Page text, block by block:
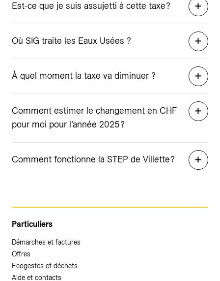
Est-ce que je suis assujetti à cette taxe ?
Où SIG traite les Eaux Usées ?
À quel moment la taxe va diminuer ?
Comment estimer le changement en CHF
pour moi pour l’année 2025 ?
Comment fonctionne la STEP de Villette ?
Particuliers
Démarches et factures
Offres
Ecogestes et déchets
Aide et contacts